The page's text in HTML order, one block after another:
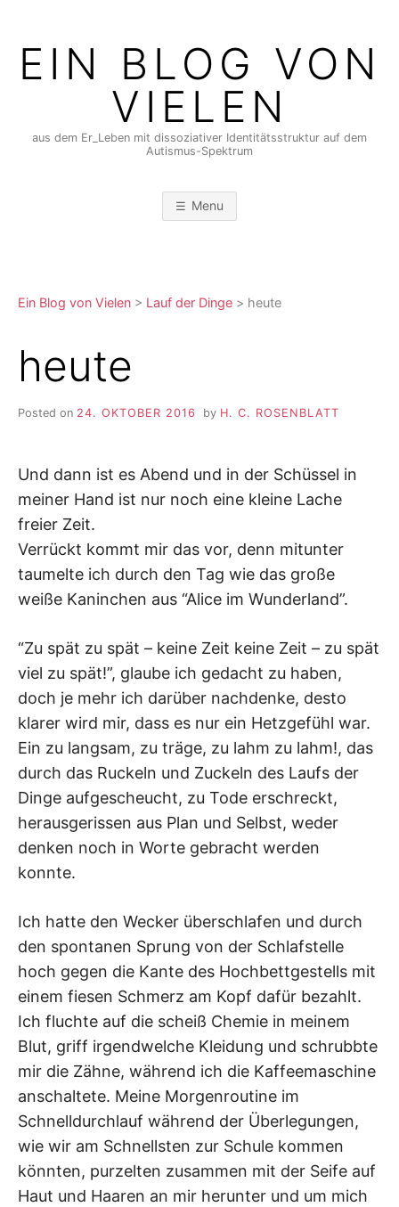
contentEIN BLOG VON
VIELEN
aus dem Er_Leben mit dissoziativer Identitätsstruktur auf dem
Autismus-Spektrum
Menu
Ein Blog von Vielen > Lauf der Dinge > heute
heute
Posted on 24. OKTOBER 2016 by H. C. ROSENBLATT
Und dann ist es Abend und in der Schüssel in
meiner Hand ist nur noch eine kleine Lache
freier Zeit.
Verrückt kommt mir das vor, denn mitunter
taumelte ich durch den Tag wie das große
weiße Kaninchen aus “Alice im Wunderland”.
“Zu spät zu spät – keine Zeit keine Zeit – zu spät
viel zu spät!”, glaube ich gedacht zu haben,
doch je mehr ich darüber nachdenke, desto
klarer wird mir, dass es nur ein Hetzgefühl war.
Ein zu langsam, zu träge, zu lahm zu lahm!, das
durch das Ruckeln und Zuckeln des Laufs der
Dinge aufgescheucht, zu Tode erschreckt,
herausgerissen aus Plan und Selbst, weder
denken noch in Worte gebracht werden
konnte.
Ich hatte den Wecker überschlafen und durch
den spontanen Sprung von der Schlafstelle
hoch gegen die Kante des Hochbettgestells mit
einem fiesen Schmerz am Kopf dafür bezahlt.
Ich fluchte auf die scheiß Chemie in meinem
Blut, griff irgendwelche Kleidung und schrubbte
mir die Zähne, während ich die Kaffeemaschine
anschaltete. Meine Morgenroutine im
Schnelldurchlauf während der Überlegungen,
wie wir am Schnellsten zur Schule kommen
könnten, purzelten zusammen mit der Seife auf
Haut und Haaren an mir herunter und um mich